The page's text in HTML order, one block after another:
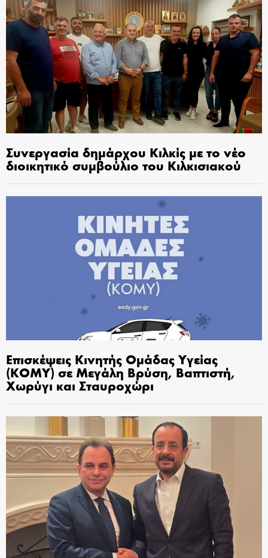
Συνεργασία δημάρχου Κιλκίς με το νέο
διοικητικό συμβούλιο του Κιλκισιακού
Επισκέψεις Κινητής Ομάδας Υγείας
(ΚΟΜΥ) σε Μεγάλη Βρύση, Βαπτιστή,
Χωρύγι και Σταυροχώρι